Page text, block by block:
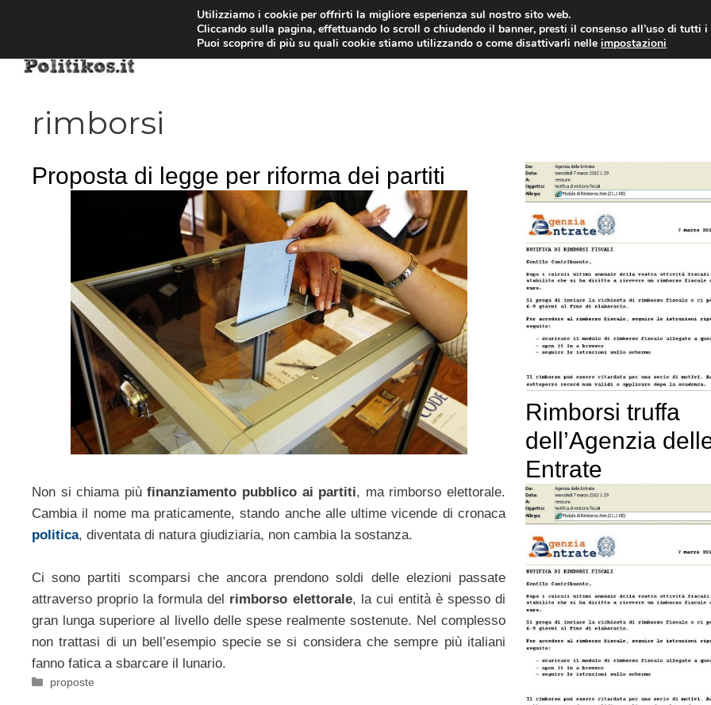
AMMINISTRAZIONE PUBBLICA
rimborsi
Proposta di legge per riforma dei partiti
Non si chiama piùfinanziamento pubblico ai partiti, ma rimborso elettorale.
Cambia il nome ma praticamente, stando anche alle ultime vicende di cronaca
politica, diventata di natura giudiziaria, non cambia la sostanza.
Ci sono partiti scomparsi che ancora prendono soldi delle elezioni passate
attraverso proprio la formula del rimborso elettorale, la cui entità è spesso di
gran lunga superiore al livello delle spese realmente sostenute. Nel complesso
non trattasi di un bell’esempio specie se si considera che sempre più italiani
fanno fatica a sbarcare il lunario.
Categorie
proposte
Rimborsi truffa
dell’Agenzia
Entrate
Utilizziamo i cookie per offrirti la migliore esperienza sul nostro sito web.
Cliccando sulla pagina, effettuando lo scroll o chiudendo il banner, presti il consenso all’uso di tutti
Puoi scoprire di più su quali cookie stiamo utilizzando o come disattivarli nelleimpostazioni